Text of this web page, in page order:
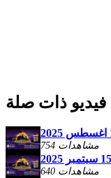
فيديو ذات صلة
754 مشاهدات
640 مشاهدات